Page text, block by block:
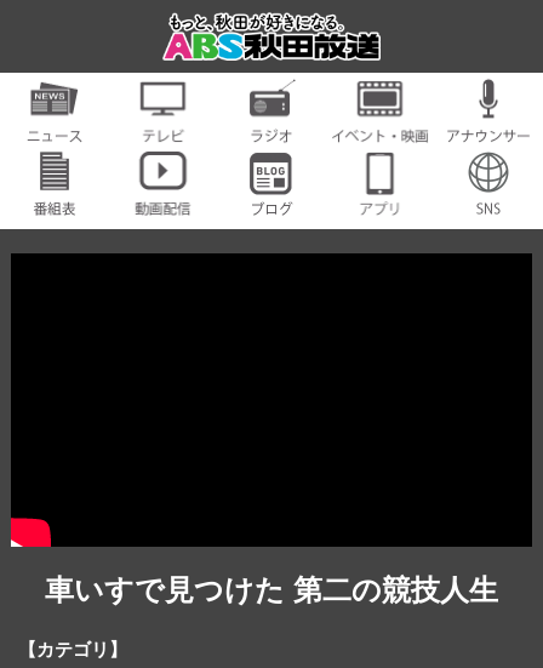
車いすで見つけた 第二の競技人生
【カテゴリ】